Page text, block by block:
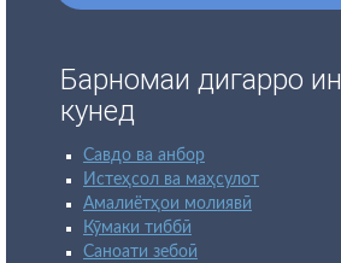
Барномаи дигарро
кунед
Савдо ва анбор
Истеҳсол ва маҳсулот
Амалиётҳои молиявӣ
Кӯмаки тиббӣ
Саноати зебоӣ